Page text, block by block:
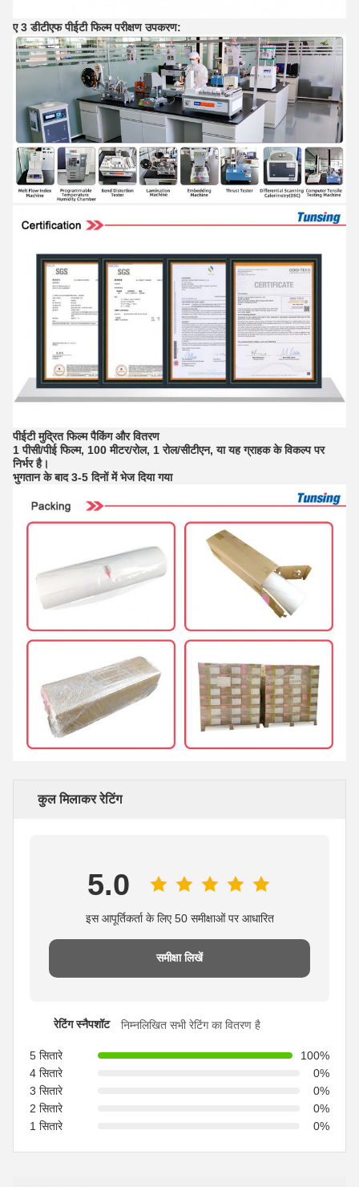
ए 3 डीटीएफ पीईटी फिल्म परीक्षण उपकरण:
पीईटी मुद्रित फिल्म पैकिंग और वितरण
1 पीसी/पीई फिल्म, 100 मीटर/रोल, 1 रोल/सीटीएन, या यह ग्राहक के विकल्प पर
निर्भर है।
भुगतान के बाद 3-5 दिनों में भेज दिया गया
कुल मिलाकर रेटिंग
5.0
इस आपूर्तिकर्ता के लिए 50 समीक्षाओं पर आधारित
समीक्षा लिखें
रेटिंग स्नैपशॉट निम्नलिखित सभी रेटिंग का वितरण है
5 सितारे
100%
4 सितारे
0%
3 सितारे
0%
2 सितारे
0%
1 सितारे
0%